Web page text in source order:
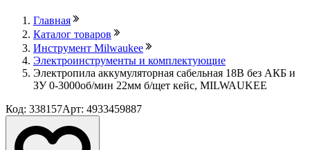
Главная
Каталог товаров
Инструмент Milwaukee
Электроинструменты и комплектующие
Электропила аккумуляторная сабельная 18В без АКБ и
ЗУ 0-3000об/мин 22мм б/щет кейс, MILWAUKEE
Код: 338157Арт: 4933459887